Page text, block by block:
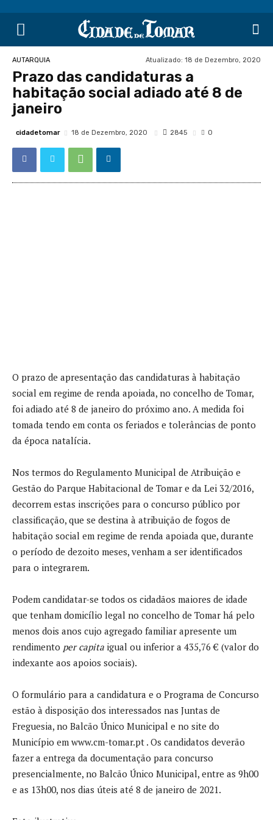
AUTARQUIA Atualizado: 18 de Dezembro, 2020
Prazo das candidaturas a
habitação social adiado até 8 de
janeiro
cidadetomar 18 de Dezembro, 2020 2845 0
O prazo de apresentação das candidaturas à habitação
social em regime de renda apoiada, no concelho de Tomar,
foi adiado até 8 de janeiro do próximo ano. A medida foi
tomada tendo em conta os feriados e tolerâncias de ponto
da época natalícia.
Nos termos do Regulamento Municipal de Atribuição e
Gestão do Parque Habitacional de Tomar e da Lei 32/2016,
decorrem estas inscrições para o concurso público por
classificação, que se destina à atribuição de fogos de
habitação social em regime de renda apoiada que, durante
o período de dezoito meses, venham a ser identificados
para o integrarem.
Podem candidatar-se todos os cidadãos maiores de idade
que tenham domicílio legal no concelho de Tomar há pelo
menos dois anos cujo agregado familiar apresente um
rendimento per capita igual ou inferior a 435,76 € (valor do
indexante aos apoios sociais).
O formulário para a candidatura e o Programa de Concurso
estão à disposição dos interessados nas Juntas de
Freguesia, no Balcão Único Municipal e no site do
Município em www.cm-tomar.pt . Os candidatos deverão
fazer a entrega da documentação para concurso
presencialmente, no Balcão Único Municipal, entre as 9h00
e as 13h00, nos dias úteis até 8 de janeiro de 2021.